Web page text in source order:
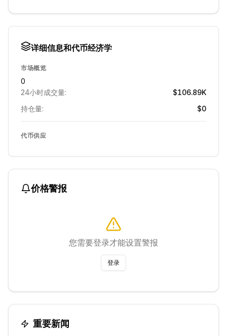
详细信息和代币经济学
市场概览
0
24小时成交量:
$106.89K
持仓量:
$0
代币供应
价格警报
您需要登录才能设置警报
登录
重要新闻